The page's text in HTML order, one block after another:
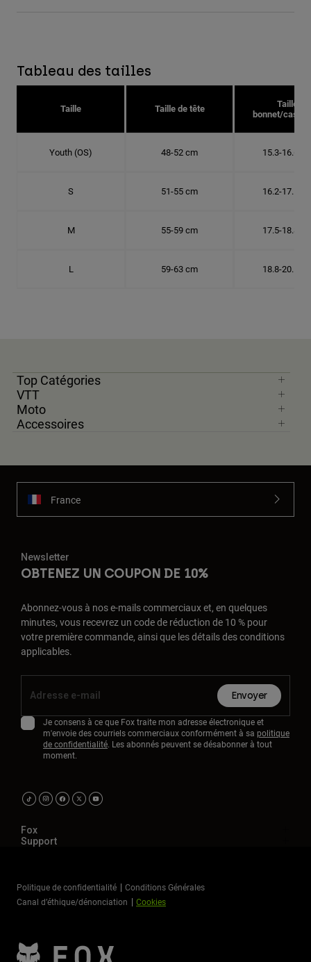
Tableau des tailles
Taille Taille de tête
Taille
bonnet/
Youth (OS) 48-52 cm 15.3-16.6
S 51-55 cm 16.2-17.5
M 55-59 cm 17.5-18.8
L 59-63 cm 18.8-20.1
Top Catégories
VTT
Moto
Accessoires
France
Newsletter
OBTENEZ UN COUPON DE 10%
Abonnez-vous à nos e-mails commerciaux et, en quelques
minutes, vous recevrez un code de réduction de 10 % pour
votre première commande, ainsi que les détails des conditions
applicables.
Envoyer
Je consens à ce que Fox traite mon adresse électronique et
m'envoie des courriels commerciaux conformément à sa politique
de confidentialité. Les abonnés peuvent se désabonner à tout
moment.
Fox
Support
Politique de confidentialité
Conditions Générales
Canal d’éthique/dénonciation
Cookies